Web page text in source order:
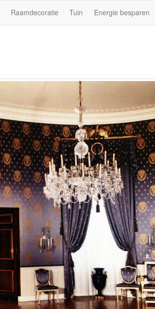
Raamdecoratie Tuin Energie besparen